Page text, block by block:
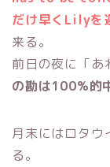
だけ早くLilyを
来る。
前日の夜に「
の勘は100%的
月末にはロタウ
る。